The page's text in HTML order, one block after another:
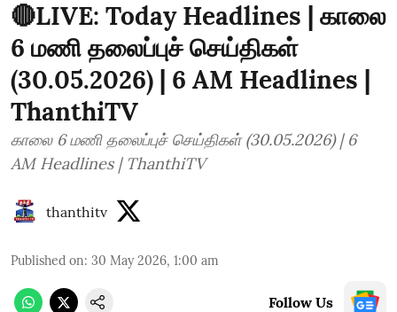
🔴LIVE: Today Headlines | காலை
6 மணி தலைப்புச் செய்திகள்
(30.05.2026) | 6 AM Headlines |
ThanthiTV
காலை 6 மணி தலைப்புச் செய்திகள் (30.05.2026) | 6
AM Headlines | ThanthiTV
thanthitv
Published on: 30 May 2026, 1:00 am
Follow Us